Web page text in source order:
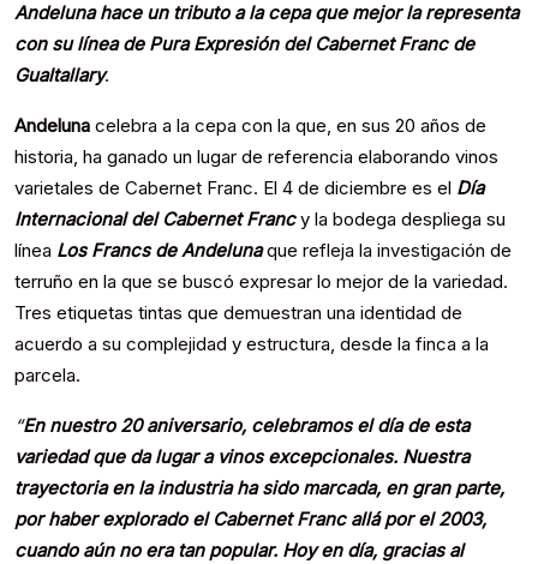
Andeluna hace un tributo a la cepa que mejor la representa
con su línea de Pura Expresión del Cabernet Franc de
Gualtallary.
Andeluna celebra a la cepa con la que, en sus 20 años de
historia, ha ganado un lugar de referencia elaborando vinos
varietales de Cabernet Franc. El 4 de diciembre es el Día
Internacional del Cabernet Franc y la bodega despliega su
línea Los Francs de Andelunaque refleja la investigación de
terruño en la que se buscó expresar lo mejor de la variedad.
Tres etiquetas tintas que demuestran una identidad de
acuerdo a su complejidad y estructura, desde la finca a la
parcela.
“En nuestro 20 aniversario, celebramos el día de esta
variedad que da lugar a vinos excepcionales. Nuestra
trayectoria en la industria ha sido marcada, en gran parte,
por haber explorado el Cabernet Franc allá por el 2003,
cuando aún no era tan popular. Hoy en día, gracias al